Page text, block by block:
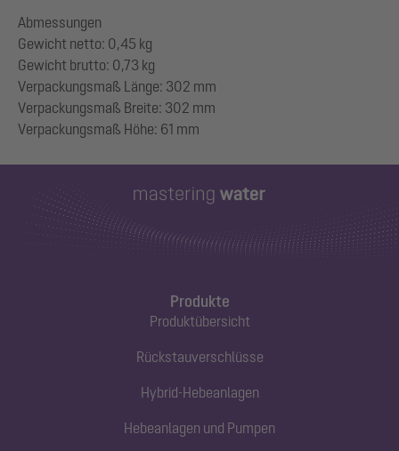
Abmessungen
Gewicht netto: 0,45 kg
Gewicht brutto: 0,73 kg
Verpackungsmaß Länge: 302 mm
Verpackungsmaß Breite: 302 mm
Produkte
Produktübersicht
Rückstauverschlüsse
Hybrid-Hebeanlagen
Hebeanlagen und Pumpen